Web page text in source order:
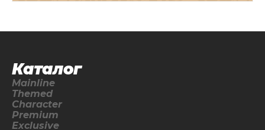
Каталог
Mainline
Themed
Character
Premium
Exclusive